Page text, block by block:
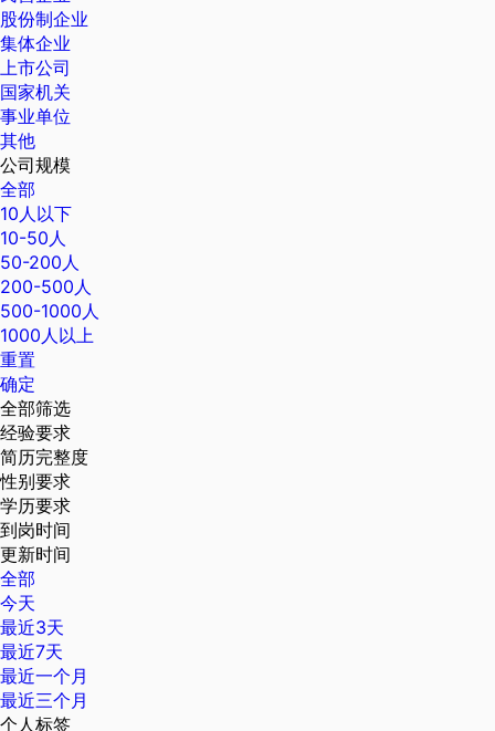
股份制企业
集体企业
上市公司
国家机关
事业单位
其他
公司规模
全部
10人以下
10-50人
50-200人
200-500人
500-1000人
1000人以上
重置
确定
全部筛选
经验要求
简历完整度
性别要求
学历要求
到岗时间
更新时间
全部
今天
最近3天
最近7天
最近一个月
最近三个月
个人标签